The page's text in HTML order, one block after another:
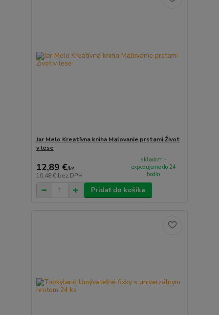
Jar Melo Kreatívna kniha Maľovanie prstami Život
v lese
12,89 €/ks
10,48 € bez DPH
skladom -
expedujeme do 24
hodín
Pridať do košíka